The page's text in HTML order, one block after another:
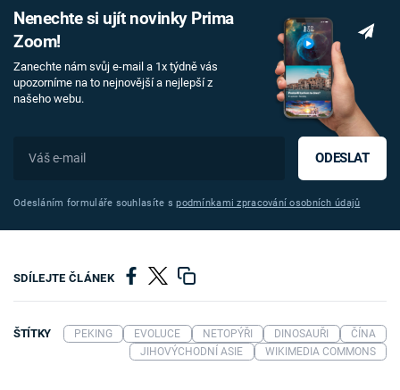
Nenechte si ujít novinky Prima
Zoom!
Zanechte nám svůj e-mail a 1x týdně vás
upozorníme na to nejnovější a nejlepší z
našeho webu.
ODESLAT
Odesláním formuláře souhlasíte spodmínkami zpracování osobních údajů
SDÍLEJTE ČLÁNEK
ŠTÍTKY PEKING EVOLUCE NETOPÝŘI DINOSAUŘI
ČÍNA
JIHOVÝCHODNÍ ASIE
WIKIMEDIA COMMONS